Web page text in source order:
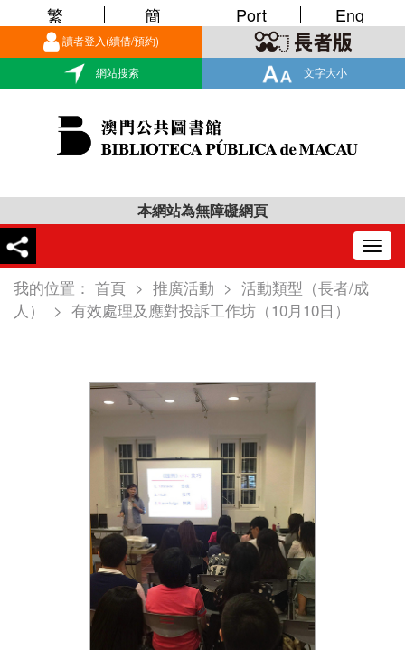
讀者登入(續借/預約)
網站搜索 文字大小
繁 簡 Port Eng
本網站為無障礙網頁
我的位置： 首頁 > 推廣活動 > 活動類型（長者/成
人）
> 有效處理及應對投訴工作坊（10月10日）